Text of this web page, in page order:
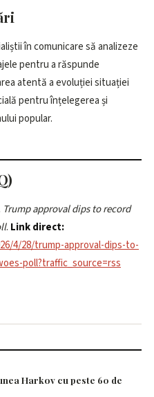
în comunicare să analizeze
pentru a răspunde
atentă a evoluției situației
pentru înțelegerea și
popular.
Trump approval dips to record
. Link direct:
4/28/trump-approval-dips-to-
poll?traffic_source=rss
Harkov cu peste 60 de